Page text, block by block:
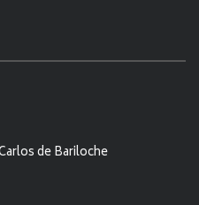
de Bariloche